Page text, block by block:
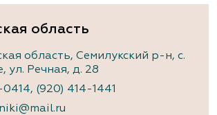
область
область, Семилукский р-н, с.
ул. Речная, д. 28
0414, (920) 414-1441